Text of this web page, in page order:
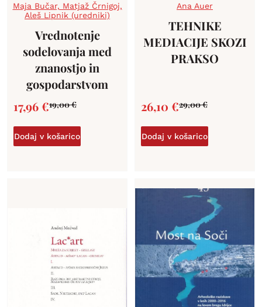
Maja Bučar, Matjaž Črnigoj,
Aleš Lipnik (uredniki)
Vrednotenje
sodelovanja med
znanostjo in
gospodarstvom
19,00€
17,96€
Dodaj v košarico
Ana Auer
TEHNIKE
MEDIACIJE SKOZI
PRAKSO
29,00€
26,10 €
Dodaj v košarico